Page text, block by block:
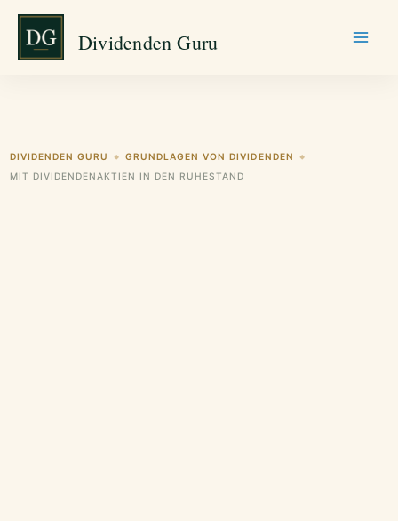
Zum
springen
Dividenden Guru
DIVIDENDEN GURU ◆ GRUNDLAGEN VON DIVIDENDEN ◆
MIT DIVIDENDENAKTIEN IN DEN RUHESTAND